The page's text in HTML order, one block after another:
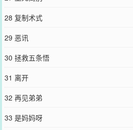
28 复制术式
29 恶讯
30 拯救五条悟
31 离开
32 再见弟弟
33 是妈妈呀